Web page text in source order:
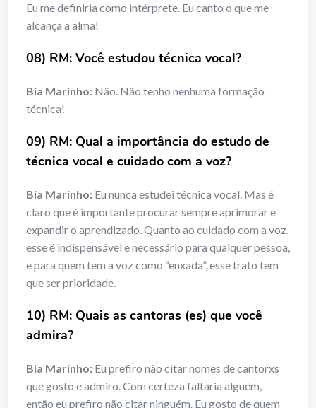
Eu me definiria como intérprete. Eu canto o que me
alcança a alma!
08) RM: Você estudou técnica vocal?
Bia Marinho: Não. Não tenho nenhuma formação
técnica!
09) RM: Qual a importância do estudo de
técnica vocal e cuidado com a voz?
Bia Marinho: Eu nunca estudei técnica vocal. Mas é
claro que é importante procurar sempre aprimorar e
expandir o aprendizado. Quanto ao cuidado com a voz,
esse é indispensável e necessário para qualquer pessoa,
e para quem tem a voz como “enxada”, esse trato tem
que ser prioridade.
10) RM: Quais as cantoras (es) que você
admira?
Bia Marinho: Eu prefiro não citar nomes de cantorxs
que gosto e admiro. Com certeza faltaria alguém,
então eu prefiro não citar ninguém. Eu gosto de quem